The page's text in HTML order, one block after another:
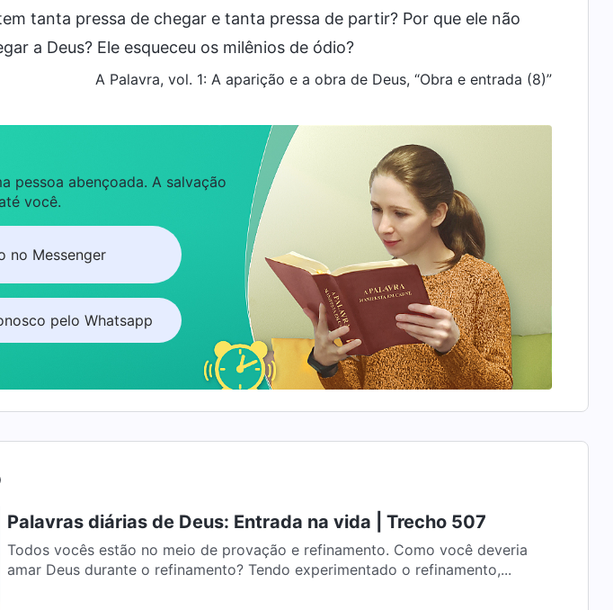
tanta pressa de chegar e tanta pressa de partir? Por que ele não
a Deus? Ele esqueceu os milênios de ódio?
A Palavra, vol. 1: A aparição e a obra de Deus, “Obra e entrada (8)”
pessoa abençoada. A salvação
você.
no Messenger
pelo Whatsapp
Palavras diárias de Deus: Entrada na vida | Trecho 507
Todos vocês estão no meio de provação e refinamento. Como você deveria
amar Deus durante o refinamento? Tendo experimentado o refinamento,...